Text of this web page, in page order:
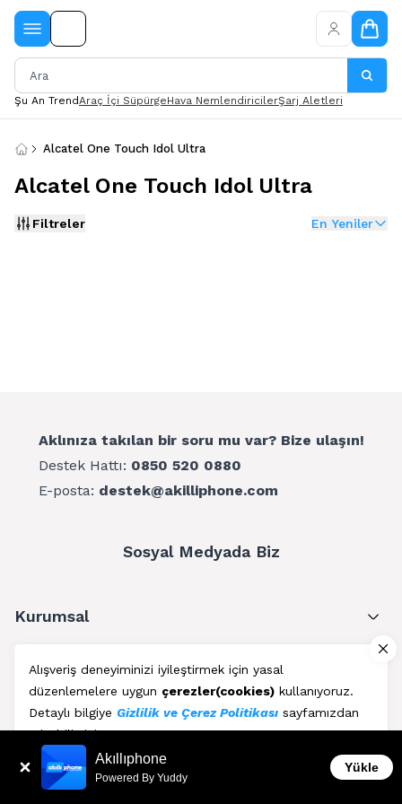
Alışveriş deneyiminizi iyileştirmek için yasal
düzenlemelere uygun çerezler(cookies) kullanıyoruz.
Detaylı bilgiye Gizlilik ve Çerez Politikası sayfamızdan
erişebilirsiniz.
Kabul Et
Şu An TrendAraç İçi SüpürgeHava NemlendiricilerŞarj Aletleri
Alcatel One Touch Idol Ultra
Alcatel One Touch Idol Ultra
Filtreler En Yeniler
Aklınıza takılan bir soru mu var? Bize ulaşın!
Destek Hattı: 0850 520 0880
E-posta: destek@akilliphone.com
Sosyal Medyada Biz
Kurumsal
Müşteri Hizmetleri
Üyelik
Blog Akıllıphone
Powered By Yuddy
Yükle